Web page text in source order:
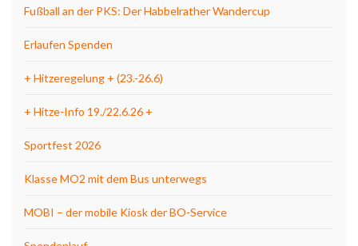
Fußball an der PKS: Der Habbelrather Wandercup
Erlaufen Spenden
+ Hitzeregelung + (23.-26.6)
+ Hitze-Info 19./22.6.26 +
Sportfest 2026
Klasse MO2 mit dem Bus unterwegs
MOBI – der mobile Kiosk der BO-Service